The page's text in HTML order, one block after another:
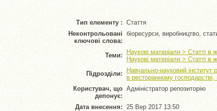
Тип елементу : Стаття
Неконтрольовані
ключові слова:
біоресурси, виробництво,
Теми:
Наукові матеріали > Статті в
Наукові матеріали > Статті в
Підрозділи:
Навчально-науковий інститут
в ресторанному
Користувач, що
депонує:
Адміністратор репозиторію
Дата внесення: 25 Вер 2017 13:50